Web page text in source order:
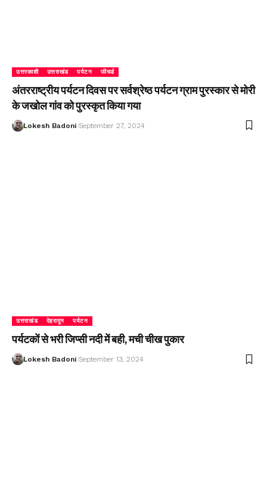
उत्तरकाशी उत्तराखंड पर्यटन फीचर्ड
अंतरराष्ट्रीय पर्यटन दिवस पर सर्वश्रेष्ठ पर्यटन ग्राम पुरस्कार से मोरी
के जखोल गांव को पुरस्कृत किया गया
Lokesh Badoni September 27, 2024
उत्तराखंड देहरादून पर्यटन
पर्यटकों से भरी जिप्सी नदी में बही, मची चीख पुकार
Lokesh Badoni September 13, 2024